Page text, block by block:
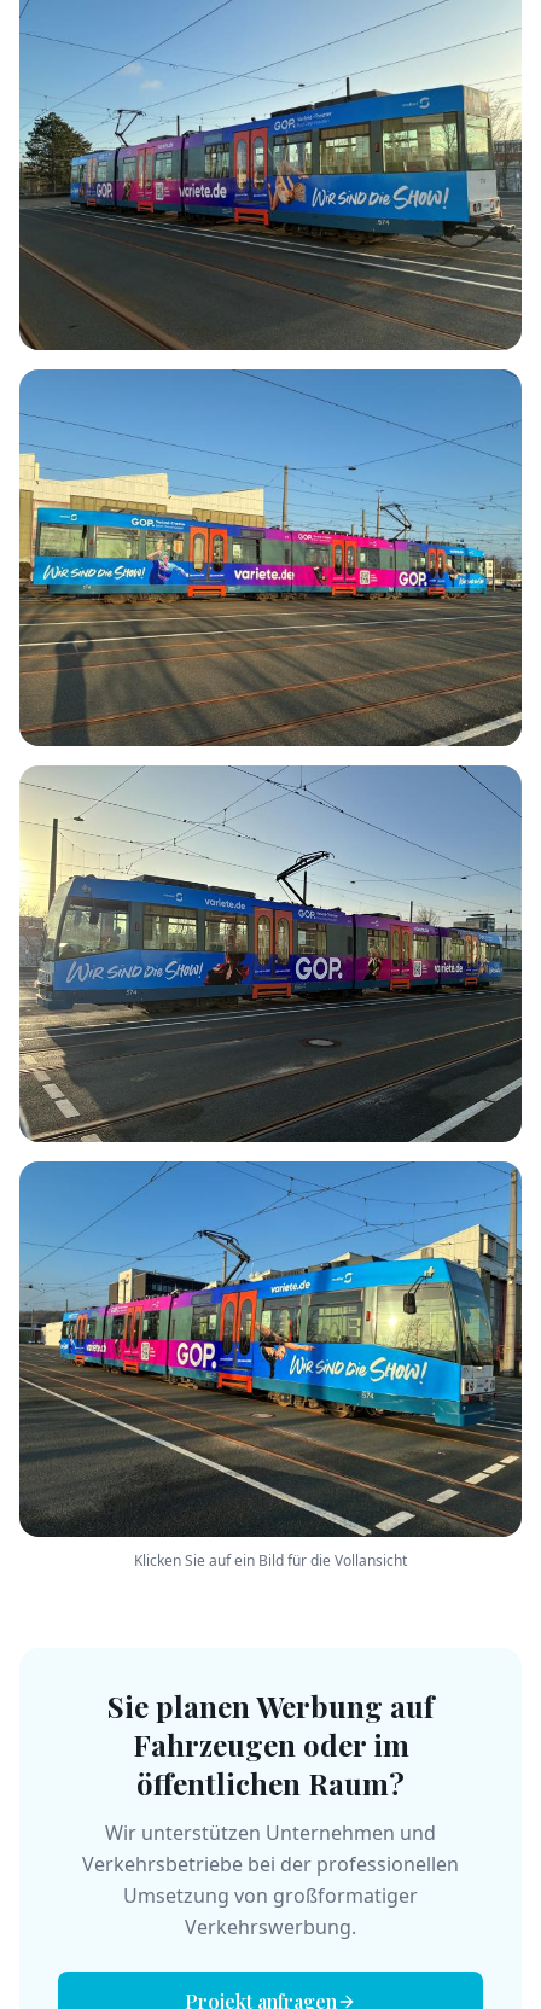
Klicken Sie auf ein Bild für die Vollansicht
Sie planen Werbung auf
Fahrzeugen oder im
öffentlichen Raum?
Wir unterstützen Unternehmen und
Verkehrsbetriebe bei der professionellen
Umsetzung von großformatiger
Verkehrswerbung.
Projekt anfragen